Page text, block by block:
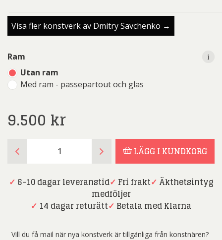
Visa fler konstverk av Dmitry Savchenko →
Ram
Utan ram
Med ram - passepartout och glas
i
9.500 kr
i
Savchenko
Fotokonst
Artistic
LÄGG I KUNDKORG
✓ 6-10 dagar leveranstid✓ Fri frakt✓ Äkthetsintyg
medföljer
✓ 14 dagar returätt✓ Betala med Klarna
Vill du få mail när nya konstverk är tillgänliga från konstnären?